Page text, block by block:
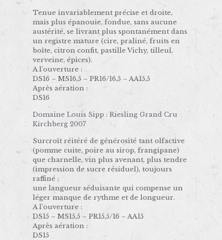
Tenue invariablement précise et droite,
mais plus épanouie, fondue, sans aucune
austérité, se livrant plus spontanément dans
un registre mature (cire, praliné, fruits en
boîte, citron confit, pastille Vichy, tilleul,
verveine, épices).
A l’ouverture :
DS16 – MS16,5 – PR16/16,5 – AA15,5
Après aération :
DS16
Domaine Louis Sipp : Riesling Grand Cru
Kirchberg 2007
Surcroît réitéré de générosité tant olfactive
(pomme cuite, poire au sirop, frangipane)
que charnelle, vin plus avenant, plus tendre
(impression de sucre résiduel), toujours
raffiné ;
une langueur séduisante qui compense un
léger manque de rythme et de longueur.
A l’ouverture :
DS15 – MS15,5 – PR15,5/16 – AA15
Après aération :
DS15